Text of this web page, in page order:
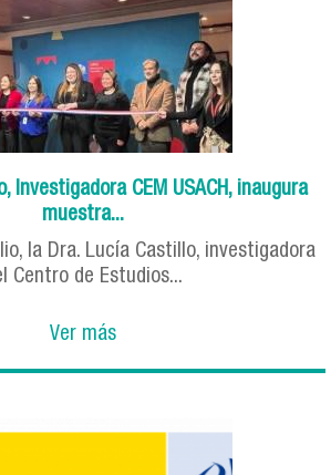
Investigadora CEM USACH, inaugura
muestra...
la Dra. Lucía Castillo, investigadora
Centro de Estudios...
Ver más